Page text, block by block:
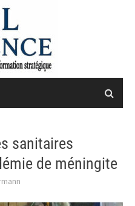
sanitaires
de méningite